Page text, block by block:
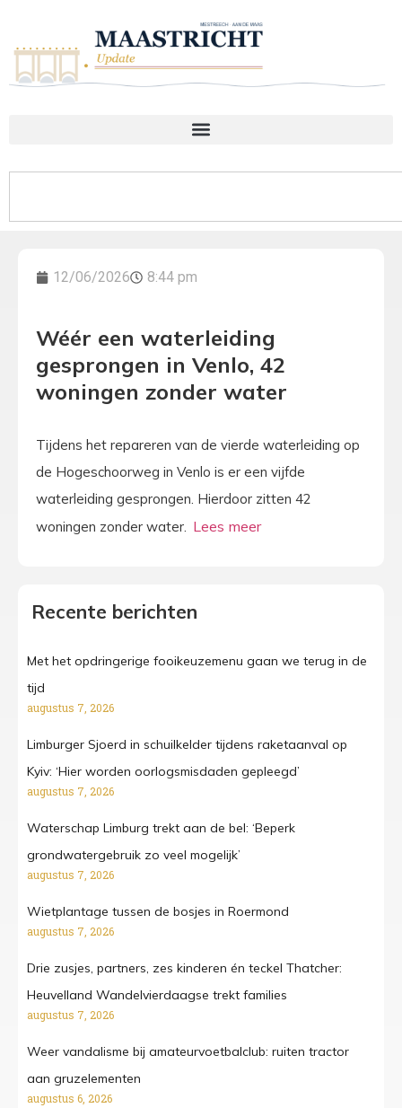
12/06/2026 8:44 pm
Wéér een waterleiding
gesprongen in Venlo, 42
woningen zonder water
Tijdens het repareren van de vierde waterleiding op
de Hogeschoorweg in Venlo is er een vijfde
waterleiding gesprongen. Hierdoor zitten 42
woningen zonder water.
Recente berichten
Met het opdringerige fooikeuzemenu gaan we terug in de
tijd
augustus 7, 2026
Limburger Sjoerd in schuilkelder tijdens raketaanval op
Kyiv: ‘Hier worden oorlogsmisdaden gepleegd’
augustus 7, 2026
Waterschap Limburg trekt aan de bel: ‘Beperk
grondwatergebruik zo veel mogelijk’
augustus 7, 2026
Wietplantage tussen de bosjes in Roermond
augustus 7, 2026
Drie zusjes, partners, zes kinderen én teckel Thatcher:
Heuvelland Wandelvierdaagse trekt families
augustus 7, 2026
Weer vandalisme bij amateurvoetbalclub: ruiten tractor
aan gruzelementen
augustus 6, 2026